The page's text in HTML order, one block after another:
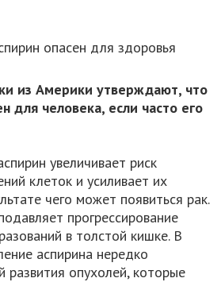
из Америки утверждают, что
для человека, если часто его
увеличивает риск
клеток и усиливает их
чего может появиться рак.
прогрессирование
в толстой кишке. В
аспирина нередко
развития опухолей, которые